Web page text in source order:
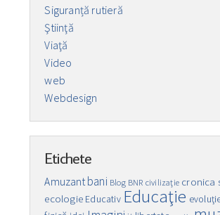
Siguranță rutieră
Ştiinţă
Viaţă
Video
web
Webdesign
Etichete
Amuzant bani Blog BNR civilizaţie cronica
ecologie Educativ Educaţie